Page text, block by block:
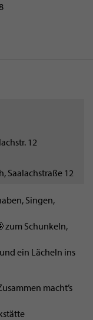
12
Saalachstraße 12
Singen,
zum Schunkeln,
ein Lächeln ins
macht’s